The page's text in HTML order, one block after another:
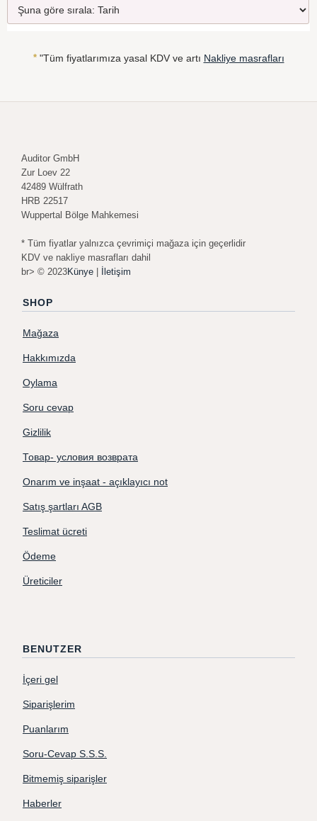
*"Tüm fiyatlarımıza yasal KDV ve artı Nakliye masrafları
Auditor GmbH
Zur Loev 22
42489 Wülfrath
HRB 22517
Wuppertal Bölge Mahkemesi
* Tüm fiyatlar yalnızca çevrimiçi mağaza için geçerlidir
KDV ve nakliye masrafları dahil
br> © 2023Künye | İletişim
SHOP
Mağaza
Hakkımızda
Oylama
Soru cevap
Gizlilik
Товар- условия возврата
Onarım ve inşaat - açıklayıcı not
Satış şartları AGB
Teslimat ücreti
Ödeme
Üreticiler
BENUTZER
İçeri gel
Siparişlerim
Puanlarım
Soru-Cevap S.S.S.
Bitmemiş siparişler
Haberler